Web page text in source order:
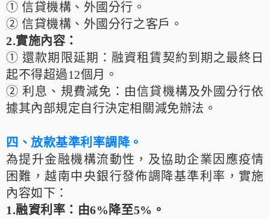
① 信貸機構、外國分行。
② 信貸機構、外國分行之客戶。
2.實施內容：
① 還款期限延期：融資租賃契約到期之最終日
起不得超過12個月。
② 利息、規費減免：由信貸機構及外國分行依
據其內部規定自行決定相關減免辦法。
四、放款基準利率調降。
為提升金融機構流動性，及協助企業因應疫情
困難，越南中央銀行發佈調降基準利率，實施
內容如下：
1.融資利率： 由6%降至5%。